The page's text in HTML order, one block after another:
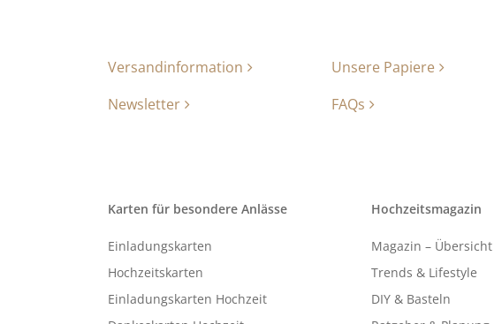
Versandinformation Unsere Papiere
Newsletter
FAQs
Karten für besondere Anlässe
Einladungskarten
Hochzeitskarten
Einladungskarten Hochzeit
Hochzeitsmagazin
Magazin – Übersicht
Trends & Lifestyle
DIY & Basteln